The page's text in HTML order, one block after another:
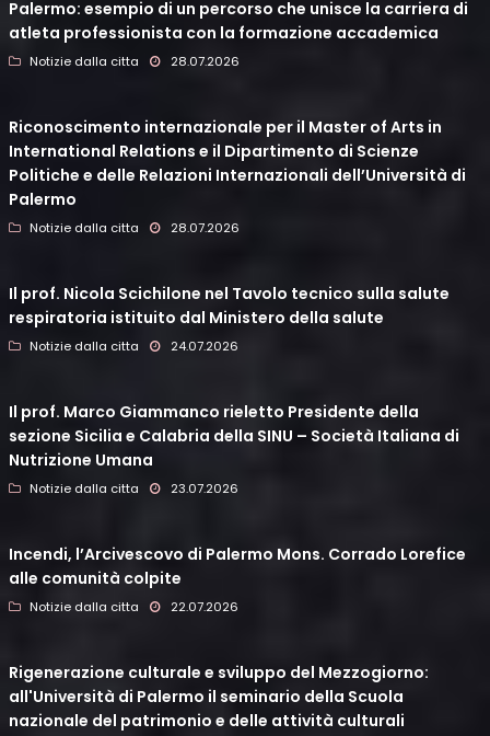
Palermo: esempio di un percorso che unisce la carriera di
atleta professionista con la formazione accademica
Notizie dalla citta 28.07.2026
Riconoscimento internazionale per il Master of Arts in
International Relations e il Dipartimento di Scienze
Politiche e delle Relazioni Internazionali dell’Università di
Palermo
Notizie dalla citta 28.07.2026
Il prof. Nicola Scichilone nel Tavolo tecnico sulla salute
respiratoria istituito dal Ministero della salute
Notizie dalla citta 24.07.2026
Il prof. Marco Giammanco rieletto Presidente della
sezione Sicilia e Calabria della SINU – Società Italiana di
Nutrizione Umana
Notizie dalla citta 23.07.2026
Incendi, l’Arcivescovo di Palermo Mons. Corrado Lorefice
alle comunità colpite
Notizie dalla citta 22.07.2026
Rigenerazione culturale e sviluppo del Mezzogiorno:
all'Università di Palermo il seminario della Scuola
nazionale del patrimonio e delle attività culturali